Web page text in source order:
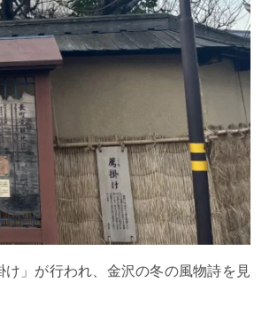
」が行われ、金沢の冬の風物詩を見